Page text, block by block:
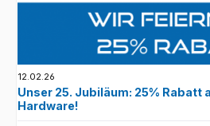
12.02.26
Unser 25. Jubiläum: 25% Rabatt
Hardware!